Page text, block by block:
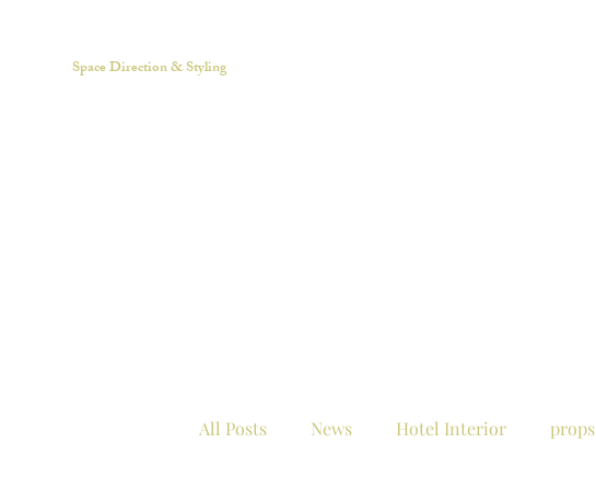
Space Direction & Styling​
All Posts News Hotel Interior props